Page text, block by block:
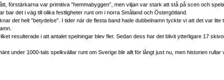
förstärkarna var primitiva ”hemmabyggen”, men viljan var stark att stå på scen och
bar det i väg till olika festligheter runt om i norra Småland och Östergötland.
det helt ”betydelse”. I tider när de flesta band hade dubbelnamn tyckte vi att det var
resulterade i att antalet spelningar blev fler. Sedan dess har det blivit ytterligare 17
under 1000-tals spelkvällar runt om Sverige blir allt för långt just nu, men historien